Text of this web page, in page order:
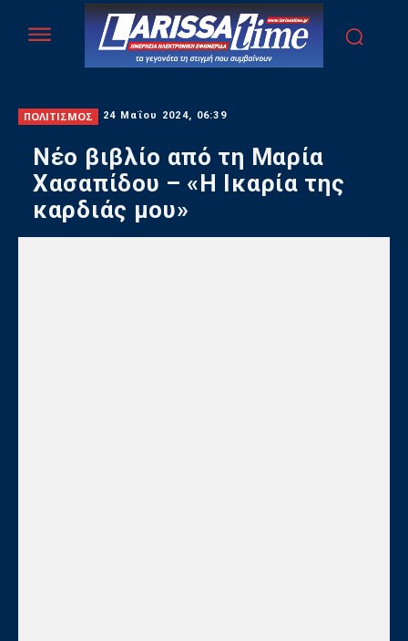
ΠΟΛΙΤΙΣΜΟΣ 24 Μαΐου 2024, 06:39
Nέο βιβλίο από τη Μαρία
Χασαπίδου – «Η Ικαρία της
καρδιάς μου»